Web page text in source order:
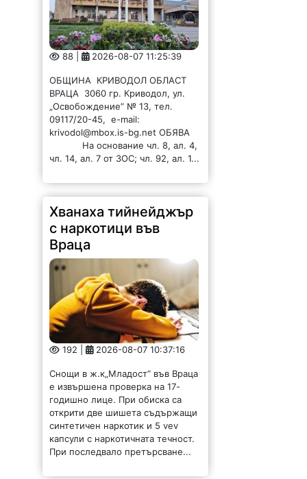
88 | 2026-08-07 11:25:39
ОБЩИНА КРИВОДОЛ ОБЛАСТ
ВРАЦА 3060 гр. Криводол, ул.
„Освобождение” № 13, тел.
09117/20-45, e-mail:
krivodol@mbox.is-bg.net ОБЯВА
На основание чл. 8, ал. 4,
чл. 14, ал. 7 от ЗОС; чл. 92, ал. 1...
Хванаха тийнейджър
с наркотици във
Враца
192 | 2026-08-07 10:37:16
Снощи в ж.к„Младост“ във Враца
е извършена проверка на 17-
годишно лице. При обиска са
открити две шишета съдържащи
синтетичен наркотик и 5 vev
капсули с наркотичната течност.
При последвало претърсване...